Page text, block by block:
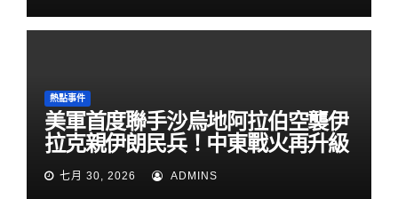
熱點事件
美軍首度聯手沙烏地阿拉伯空襲伊
拉克親伊朗民兵！中東戰火再升級
七月 30, 2026 ADMINS